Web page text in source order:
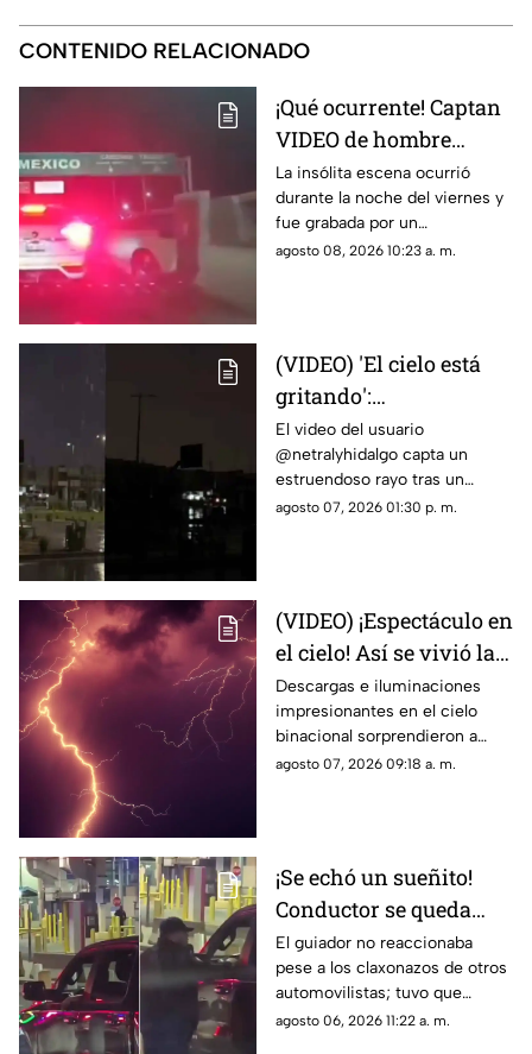
CONTENIDO RELACIONADO
¡Qué ocurrente! Captan
VIDEO de hombre
gateando sobre el
puente libre para
intentar cruzar a
Estados Unidos
La insólita escena ocurrió
durante la noche del viernes y
fue grabada por un
automovilista que transitaba
agosto 08, 2026 10:23 a. m.
(VIDEO) 'El cielo está
gritando':
Impresionante sonido
durante un trueno en
Ciudad Juárez causa
asombro
El video del usuario
@netralyhidalgo capta un
estruendoso rayo tras un
momento de calma,
agosto 07, 2026 01:30 p. m.
(VIDEO) ¡Espectáculo en
el cielo! Así se vivió la
tormenta eléctrica de
este jueves en Ciudad
Juárez
Descargas e iluminaciones
impresionantes en el cielo
binacional sorprendieron a
residentes de Ciudad Juárez y
agosto 07, 2026 09:18 a. m.
¡Se echó un sueñito!
Conductor se queda
dormido en la fila del
puente libre y se
viraliza en Ciudad
Juárez
El guiador no reaccionaba
pese a los claxonazos de otros
automovilistas; tuvo que
intervenir un agente de CBP
agosto 06, 2026 11:22 a. m.